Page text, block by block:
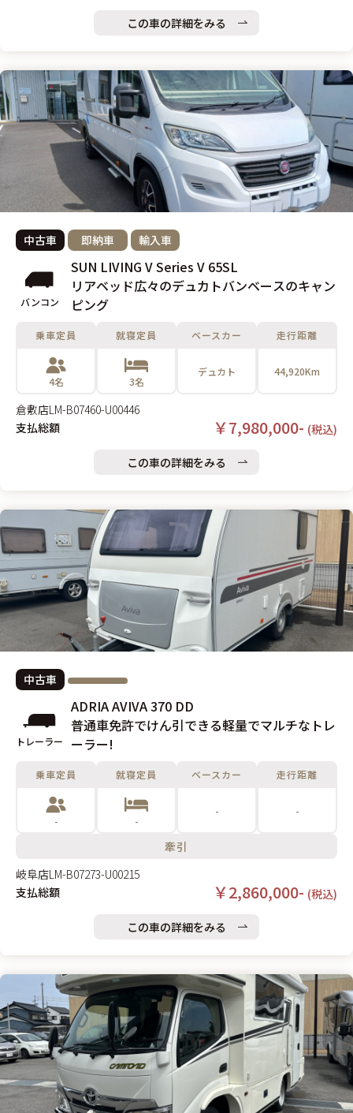
この車の詳細をみる
中古車 即納車 輸入車
バンコン
SUN LIVING V Series V 65SL
リアベッド広々のデュカトバンベースのキャン
ピング
乗車定員
4名
就寝定員
3名
ベースカー
デュカト
走行距離
44,920Km
倉敷店LM-B07460-U00446
支払総額
￥7,980,000- (税込)
この車の詳細をみる
中古車
トレーラー
ADRIA AVIVA 370 DD
普通車免許でけん引できる軽量でマルチなトレ
ーラー!
乗車定員
-
就寝定員
-
ベースカー
-
走行距離
-
牽引
岐阜店LM-B07273-U00215
支払総額
￥2,860,000- (税込)
この車の詳細をみる